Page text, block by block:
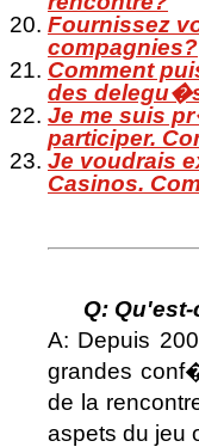
Fournissez
compagnies?
Comment
des
Je me suis
participer.
Je voudrais
Casinos.
Q:
A: Depuis
grandes
de la
aspets du jeu